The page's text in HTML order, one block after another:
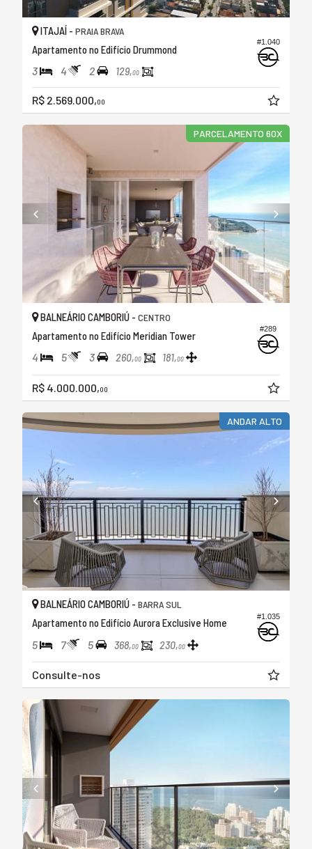
#1.040
ITAJAÍ - PRAIA BRAVA
Apartamento no Edifício Drummond
3 4 2 129,00
R$ 2.569.000,00
PARCELAMENTO 60X
#289
BALNEÁRIO CAMBORIÚ - CENTRO
Apartamento no Edifício Meridian Tower
4 5 3 260,00 181,00
R$ 4.000.000,00
ANDAR ALTO
#1.035
BALNEÁRIO CAMBORIÚ - BARRA SUL
Apartamento no Edifício Aurora Exclusive Home
5 7 5 368,00 230,00
Consulte-nos